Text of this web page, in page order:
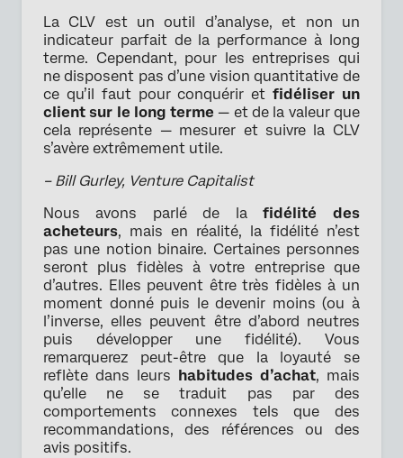
La CLV est un outil d’analyse, et non un
indicateur parfait de la performance à long
terme. Cependant, pour les entreprises qui
ne disposent pas d’une vision quantitative de
ce qu’il faut pour conquérir et fidéliser un
client sur le long terme — et de la valeur que
cela représente — mesurer et suivre la CLV
s’avère extrêmement utile.
– Bill Gurley, Venture Capitalist
Nous avons parlé de lafidélité des
acheteurs, mais en réalité, la fidélité n’est
pas une notion binaire. Certaines personnes
seront plus fidèles à votre entreprise que
d’autres. Elles peuvent être très fidèles à un
moment donné puis le devenir moins (ou à
l’inverse, elles peuvent être d’abord neutres
puis développer une fidélité). Vous
remarquerez peut-être que la loyauté se
reflète dans leurs habitudes d’achat, mais
qu’elle ne se traduit pas par des
comportements connexes tels que des
recommandations, des références ou des
avis positifs.